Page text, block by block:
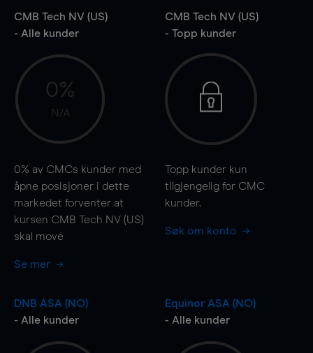
CMB Tech NV (US)
- Alle kunder
0%
N/A
0% av CMCs kunder med
åpne posisjoner i dette
markedet forventer at
kursen CMB Tech NV (US)
skal move
Se mer
CMB Tech NV (US)
- Topp kunder
Topp kunder kun
tilgjengelig for CMC
kunder.
Søk om konto
DNB ASA (NO)
- Alle kunder
Equinor ASA (NO)
- Alle kunder